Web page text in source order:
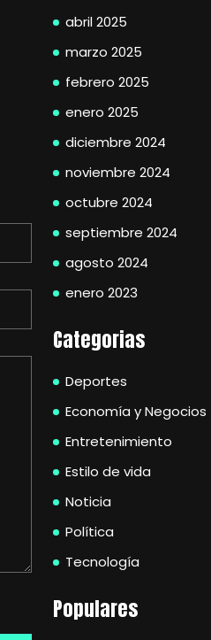
abril 2025
marzo 2025
febrero 2025
enero 2025
diciembre 2024
noviembre 2024
octubre 2024
septiembre 2024
agosto 2024
enero 2023
Categorias
Deportes
Economía y Negocios
Entretenimiento
Estilo de vida
Noticia
Política
Tecnología
Populares